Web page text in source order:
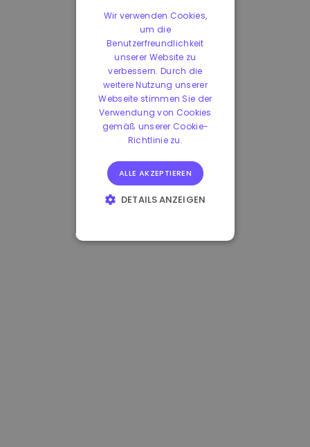
Wir verwenden Cookies,
um die
Benutzerfreundlichkeit
unserer Website zu
verbessern. Durch die
weitere Nutzung unserer
Webseite stimmen Sie der
Verwendung von Cookies
gemäß unserer Cookie-
Richtlinie zu.
ALLE AKZEPTIEREN
DETAILS ANZEIGEN